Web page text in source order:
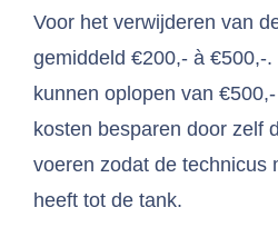
Voor het verwijderen van
gemiddeld €200,- à €500,-
kunnen oplopen van
kosten besparen door zelf
voeren zodat de technicus
heeft tot de tank.